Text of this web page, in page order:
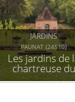
JARDINS
PAUNAT (24510)
Les jardins de
chartreuse du
colombier